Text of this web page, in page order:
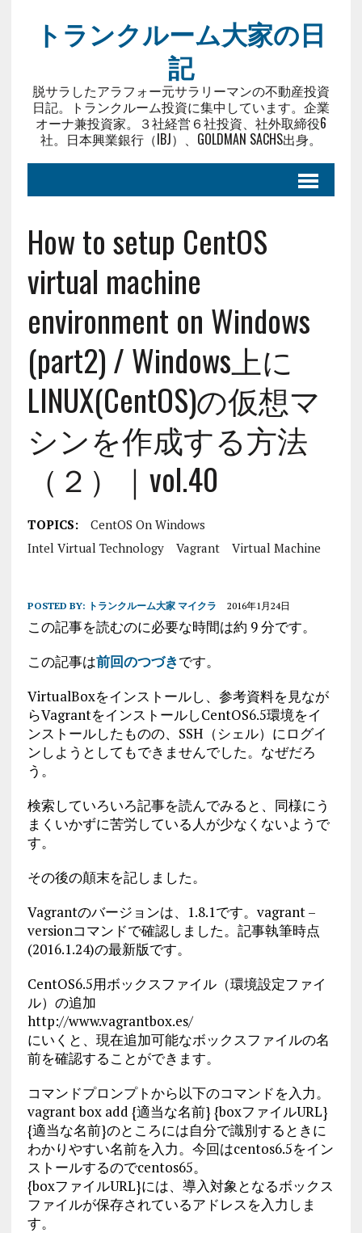
トランクルーム大家の日
記
脱サラしたアラフォー元サラリーマンの不動産投資
日記。トランクルーム投資に集中しています。企業
オーナ兼投資家。３社経営６社投資、社外取締役6
社。日本興業銀行（IBJ）、GOLDMAN SACHS出身。
How to setup CentOS
virtual machine
environment on Windows
(part2) / Windows上に
LINUX(CentOS)の仮想マ
シンを作成する方法
（２）｜vol.40
TOPICS:
CentOS On Windows
Intel Virtual Technology
Vagrant Virtual Machine
POSTED BY: トランクルーム大家 マイクラ 2016年1月24日
この記事を読むのに必要な時間は約 9 分です。
この記事は前回のつづきです。
VirtualBoxをインストールし、参考資料を見なが
らVagrantをインストールしCentOS6.5環境をイ
ンストールしたものの、SSH（シェル）にログイ
ンしようとしてもできませんでした。なぜだろ
う。
検索していろいろ記事を読んでみると、同様にう
まくいかずに苦労している人が少なくないようで
す。
その後の顛末を記しました。
Vagrantのバージョンは、1.8.1です。vagrant –
versionコマンドで確認しました。記事執筆時点
(2016.1.24)の最新版です。
CentOS6.5用ボックスファイル（環境設定ファイ
ル）の追加
http://www.vagrantbox.es/
にいくと、現在追加可能なボックスファイルの名
前を確認することができます。
コマンドプロンプトから以下のコマンドを入力。
vagrant box add {適当な名前} {boxファイルURL}
{適当な名前}のところには自分で識別するときに
わかりやすい名前を入力。今回はcentos6.5をイン
ストールするのでcentos65。
{boxファイルURL}には、導入対象となるボックス
ファイルが保存されているアドレスを入力しま
す。